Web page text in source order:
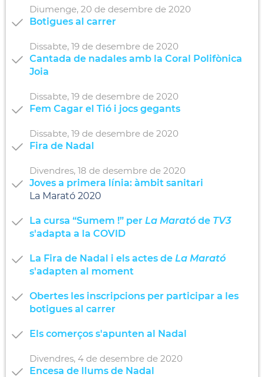
Diumenge, 20 de desembre de 2020
Botigues al carrer
Dissabte, 19 de desembre de 2020
Cantada de nadales amb la Coral Polifònica
Joia
Dissabte, 19 de desembre de 2020
Fem Cagar el Tió i jocs gegants
Dissabte, 19 de desembre de 2020
Fira de Nadal
Divendres, 18 de desembre de 2020
Joves a primera línia: àmbit sanitari
La Marató 2020
La cursa “Sumem !” per La Marató de TV3
s'adapta a la COVID
La Fira de Nadal i els actes de La Marató
s'adapten al moment
Obertes les inscripcions per participar a les
botigues al carrer
Els comerços s'apunten al Nadal
Divendres, 4 de desembre de 2020
Encesa de llums de Nadal